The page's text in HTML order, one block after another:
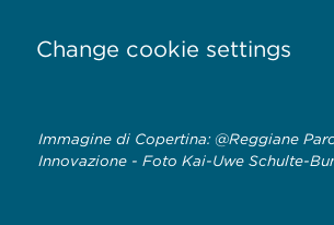
Change cookie settings
Immagine di Copertina: @Reggiane
Innovazione - Foto Kai-Uwe Schulte-